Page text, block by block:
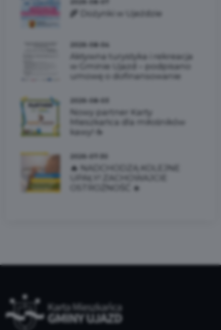
🌾 Dożynki w Ujeździe
2026-08-04
Aktywna turystyka i rekreacja
w Gminie Ujazd – podpisano
umowę o dofinansowanie
2026-08-03
Nowy partner Karty
Mieszkańca dla miłośników
kawy! ☕
2026-07-30
🔥 NADCHODZĄ KOLEJNE
UPAŁY! ZACHOWAJCIE
OSTROŻNOŚĆ ☀️